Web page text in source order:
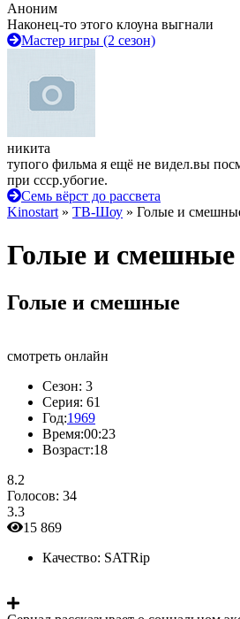
Аноним
Наконец-то этого клоуна выгнали
Мастер игры (2 сезон)
никита
тупого фильма я ещё не видел.вы
при ссср.убогие.
Семь вёрст до рассвета
Kinostart » ТВ-Шоу » Голые и
Голые и смешные
Голые и смешные
смотреть онлайн
Сезон: 3
Серия: 61
Год:1969
Время:00:23
Возраст:18
8.2
Голосов: 34
3.3
15 869
Качество: SATRip